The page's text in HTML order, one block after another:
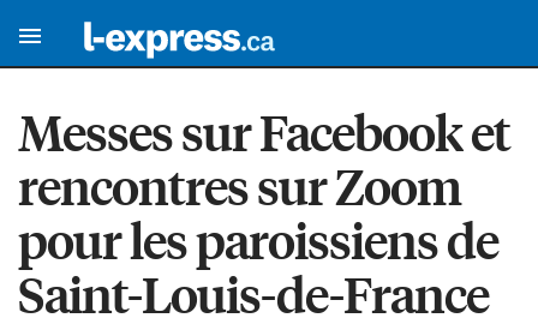
Messes sur Facebook et
rencontres sur Zoom
pour les paroissiens de
Saint-Louis-de-France